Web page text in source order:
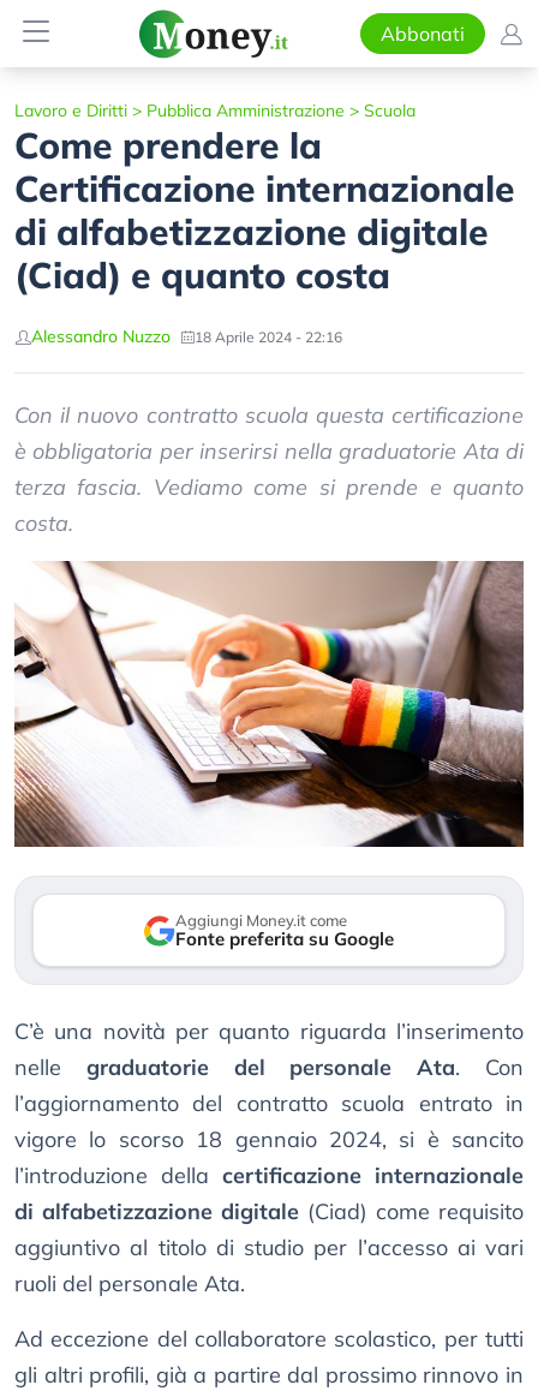
Abbonati
Lavoro e Diritti > Pubblica Amministrazione > Scuola
Come prendere la
Certificazione internazionale
di alfabetizzazione digitale
(Ciad) e quanto costa
Alessandro Nuzzo 18 Aprile 2024 - 22:16
Con il nuovo contratto scuola questa certificazione
è obbligatoria per inserirsi nella graduatorie Ata di
terza fascia. Vediamo come si prende e quanto
costa.
Aggiungi Money.it come
Fonte preferita su Google
C’è una novità per quanto riguarda l’inserimento
nelle graduatorie del personale Ata. Con
l’aggiornamento del contratto scuola entrato in
vigore lo scorso 18 gennaio 2024, si è sancito
l’introduzione della certificazione internazionale
di alfabetizzazione digitale (Ciad) come requisito
aggiuntivo al titolo di studio per l’accesso ai vari
ruoli del personale Ata.
Ad eccezione del collaboratore scolastico, per tutti
gli altri profili, già a partire dal prossimo rinnovo in